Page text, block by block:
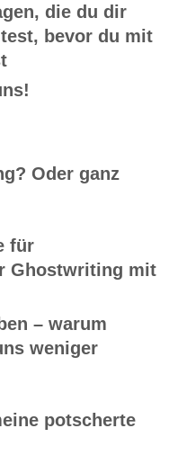
die du dir
bevor du mit
Oder ganz
für
Ghostwriting mit
– warum
weniger
potscherte